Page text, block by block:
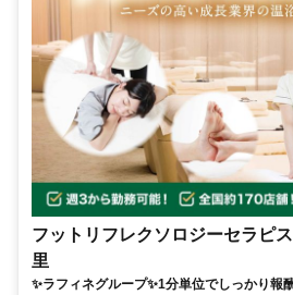
フットリフレクソロジーセラピ
里
✨️ラフィネグループ✨1分単位でしっかり報